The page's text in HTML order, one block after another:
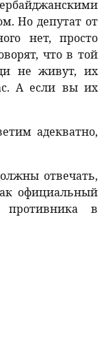
Но депутат от
нет, просто
что в той
не живут, их
А если вы их
адекватно,
отвечать,
официальный
противника в